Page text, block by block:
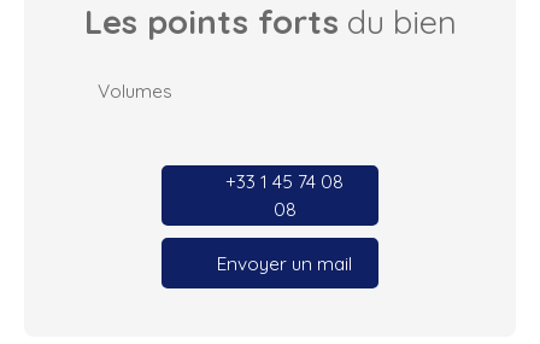
Les points forts du bien
Volumes
+33 1 45 74 08
08
Envoyer un mail